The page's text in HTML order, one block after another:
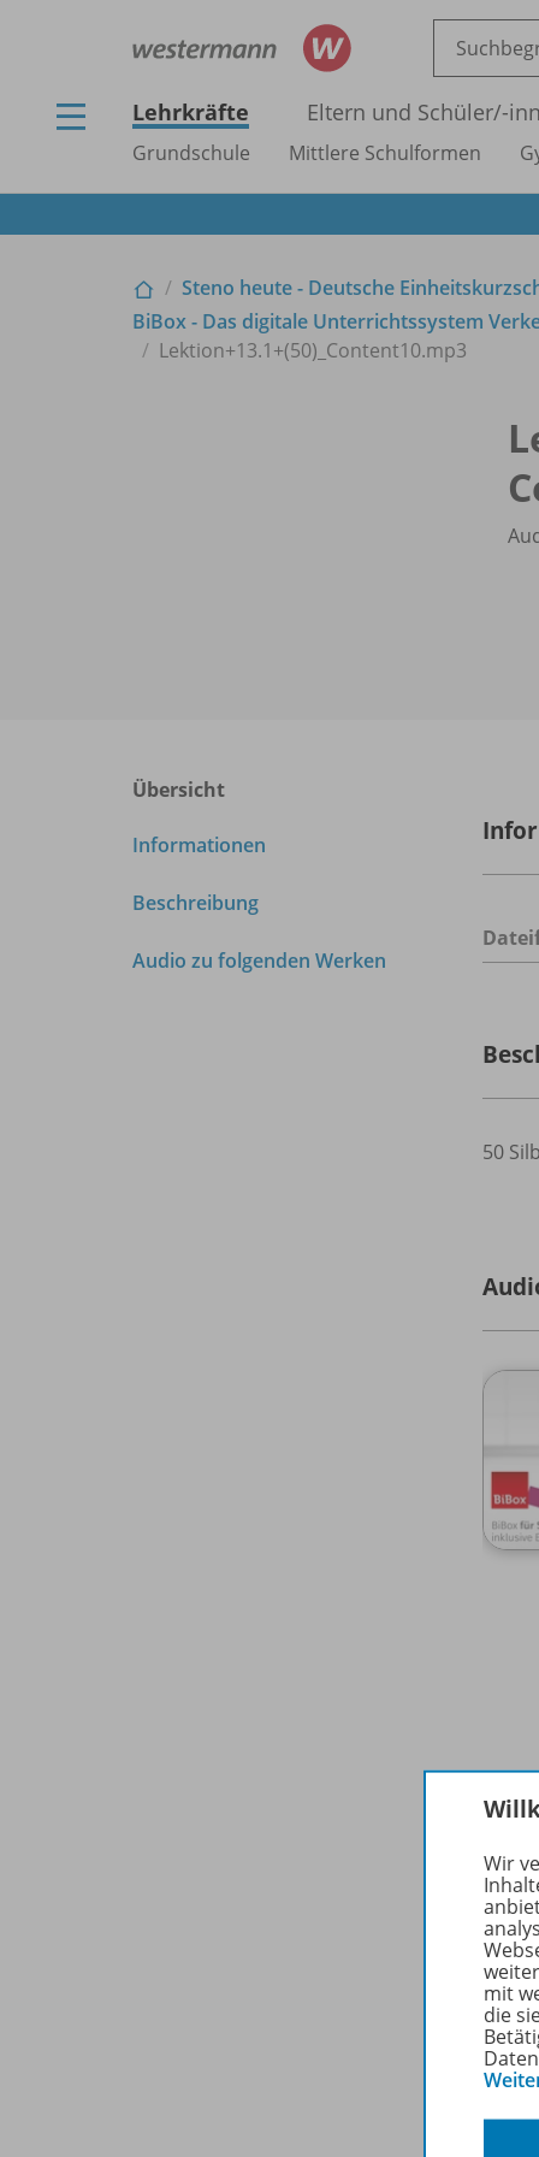
Lehrkräfte Eltern und Schüler/-
Grundschule Mittlere Schulformen
Steno heute - Deutsche
BiBox - Das digitale Unterrichtssystem
Lektion+13.1+(50)_ Content10.mp3
Übersicht
Informationen
Beschreibung
Audio zu folgenden Werken
50
Wir
mit
die